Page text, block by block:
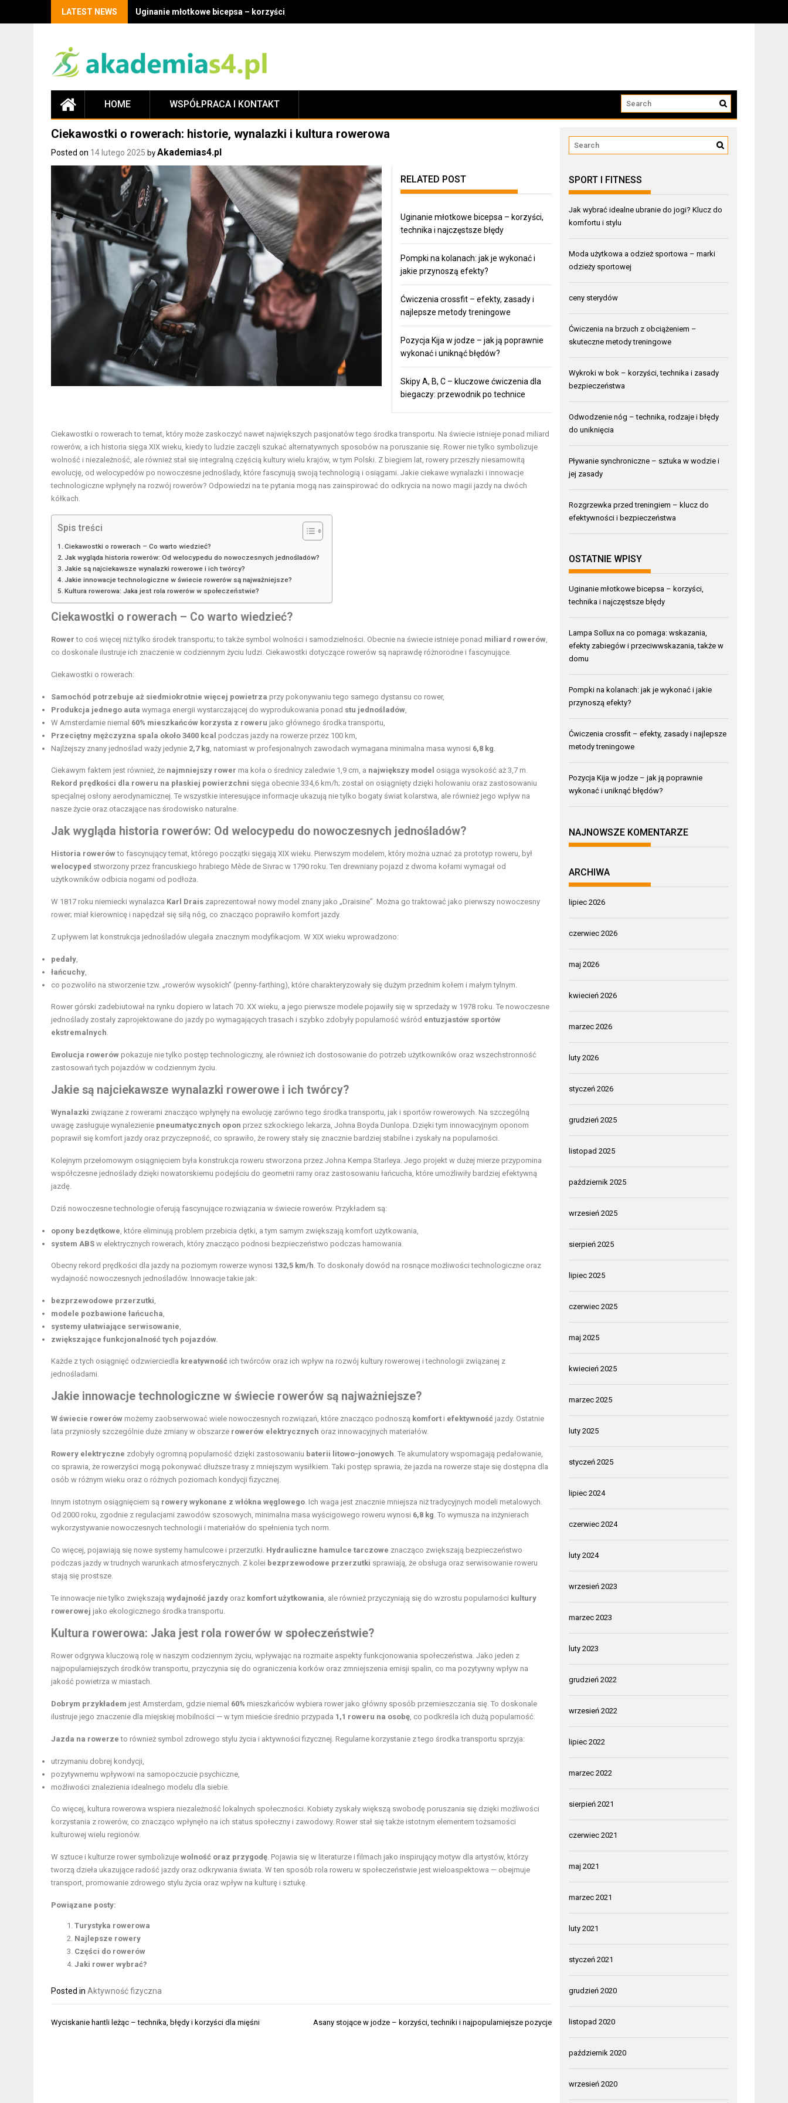
LATEST NEWS Uginanie młotkowe bicepsa – korzyści, technika i najczęstsze błędy
HOME WSPÓŁPRACA I KONTAKT
Ciekawostki o rowerach: historie, wynalazki i kultura rowerowa
Posted on 14 lutego 2025 by Akademias4.pl
RELATED POST
Uginanie młotkowe bicepsa – korzyści,
technika i najczęstsze błędy
Pompki na kolanach: jak je wykonać i
jakie przynoszą efekty?
Ćwiczenia crossfit – efekty, zasady i
najlepsze metody treningowe
Pozycja Kija w jodze – jak ją poprawnie
wykonać i uniknąć błędów?
Skipy A, B, C – kluczowe ćwiczenia dla
biegaczy: przewodnik po technice
Ciekawostki o rowerach to temat, który może zaskoczyć nawet największych pasjonatów tego środka transportu. Na świecie istnieje ponad miliard
rowerów, a ich historia sięga XIX wieku, kiedy to ludzie zaczęli szukać alternatywnych sposobów na poruszanie się. Rower nie tylko symbolizuje
wolność i niezależność, ale również stał się integralną częścią kultury wielu krajów, w tym Polski. Z biegiem lat, rowery przeszły niesamowitą
ewolucję, od welocypedów po nowoczesne jednoślady, które fascynują swoją technologią i osiągami. Jakie ciekawe wynalazki i innowacje
technologiczne wpłynęły na rozwój rowerów? Odpowiedzi na te pytania mogą nas zainspirować do odkrycia na nowo magii jazdy na dwóch
kółkach.
Spis treści
Ciekawostki o rowerach – Co warto wiedzieć?
Jak wygląda historia rowerów: Od welocypedu do nowoczesnych jednośladów?
Jakie są najciekawsze wynalazki rowerowe i ich twórcy?
Jakie innowacje technologiczne w świecie rowerów są najważniejsze?
Kultura rowerowa: Jaka jest rola rowerów w społeczeństwie?
Ciekawostki o rowerach – Co warto wiedzieć?
Rower to coś więcej niż tylko środek transportu; to także symbol wolności i samodzielności. Obecnie na świecie istnieje ponad miliard rowerów,
co doskonale ilustruje ich znaczenie w codziennym życiu ludzi. Ciekawostki dotyczące rowerów są naprawdę różnorodne i fascynujące.
Ciekawostki o rowerach:
Samochód potrzebuje aż siedmiokrotnie więcej powietrza przy pokonywaniu tego samego dystansu co rower,
Produkcja jednego auta wymaga energii wystarczającej do wyprodukowania ponad stu jednośladów,
W Amsterdamie niemal 60% mieszkańców korzysta z roweru jako głównego środka transportu,
Przeciętny mężczyzna spala około 3400 kcal podczas jazdy na rowerze przez 100 km,
Najlżejszy znany jednoślad waży jedynie 2,7 kg, natomiast w profesjonalnych zawodach wymagana minimalna masa wynosi 6,8 kg.
Ciekawym faktem jest również, że najmniejszy rower ma koła o średnicy zaledwie 1,9 cm, a największy model osiąga wysokość aż 3,7 m.
Rekord prędkości dla roweru na płaskiej powierzchni sięga obecnie 334,6 km/h; został on osiągnięty dzięki holowaniu oraz zastosowaniu
specjalnej osłony aerodynamicznej. Te wszystkie interesujące informacje ukazują nie tylko bogaty świat kolarstwa, ale również jego wpływ na
nasze życie oraz otaczające nas środowisko naturalne.
Jak wygląda historia rowerów: Od welocypedu do nowoczesnych jednośladów?
Historia rowerówto fascynujący temat, którego początki sięgają XIX wieku. Pierwszym modelem, który można uznać za prototyp roweru, był
welocyped stworzony przez francuskiego hrabiego Mède de Sivrac w 1790 roku. Ten drewniany pojazd z dwoma kołami wymagał od
użytkowników odbicia nogami od podłoża.
W 1817 roku niemiecki wynalazca Karl Drais zaprezentował nowy model znany jako „Draisine”. Można go traktować jako pierwszy nowoczesny
rower; miał kierownicę i napędzał się siłą nóg, co znacząco poprawiło komfort jazdy.
Z upływem lat konstrukcja jednośladów ulegała znacznym modyfikacjom. W XIX wieku wprowadzono:
pedały,
łańcuchy,
co pozwoliło na stworzenie tzw. „rowerów wysokich” (penny-farthing), które charakteryzowały się dużym przednim kołem i małym tylnym.
Rower górski zadebiutował na rynku dopiero w latach 70. XX wieku, a jego pierwsze modele pojawiły się w sprzedaży w 1978 roku. Te nowoczesne
jednoślady zostały zaprojektowane do jazdy po wymagających trasach i szybko zdobyły popularność wśród entuzjastów sportów
ekstremalnych.
Ewolucja rowerów pokazuje nie tylko postęp technologiczny, ale również ich dostosowanie do potrzeb użytkowników oraz wszechstronność
zastosowań tych pojazdów w codziennym życiu.
Jakie są najciekawsze wynalazki rowerowe i ich twórcy?
Wynalazki związane z rowerami znacząco wpłynęły na ewolucję zarówno tego środka transportu, jak i sportów rowerowych. Na szczególną
uwagę zasługuje wynalezienie pneumatycznych opon przez szkockiego lekarza, Johna Boyda Dunlopa. Dzięki tym innowacyjnym oponom
poprawił się komfort jazdy oraz przyczepność, co sprawiło, że rowery stały się znacznie bardziej stabilne i zyskały na popularności.
Kolejnym przełomowym osiągnięciem była konstrukcja roweru stworzona przez Johna Kempa Starleya. Jego projekt w dużej mierze przypomina
współczesne jednoślady dzięki nowatorskiemu podejściu do geometrii ramy oraz zastosowaniu łańcucha, które umożliwiły bardziej efektywną
jazdę.
Dziś nowoczesne technologie oferują fascynujące rozwiązania w świecie rowerów. Przykładem są:
opony bezdętkowe, które eliminują problem przebicia dętki, a tym samym zwiększają komfort użytkowania,
system ABS w elektrycznych rowerach, który znacząco podnosi bezpieczeństwo podczas hamowania.
Obecny rekord prędkości dla jazdy na poziomym rowerze wynosi 132,5 km/h. To doskonały dowód na rosnące możliwości technologiczne oraz
wydajność nowoczesnych jednośladów. Innowacje takie jak:
bezprzewodowe przerzutki,
modele pozbawione łańcucha,
systemy ułatwiające serwisowanie,
zwiększające funkcjonalność tych pojazdów.
Każde z tych osiągnięć odzwierciedla kreatywność ich twórców oraz ich wpływ na rozwój kultury rowerowej i technologii związanej z
jednośladami.
Jakie innowacje technologiczne w świecie rowerów są najważniejsze?
W świecie rowerów możemy zaobserwować wiele nowoczesnych rozwiązań, które znacząco podnoszą komfort i efektywność jazdy. Ostatnie
lata przyniosły szczególnie duże zmiany w obszarze rowerów elektrycznych oraz innowacyjnych materiałów.
Rowery elektryczne zdobyły ogromną popularność dzięki zastosowaniu baterii litowo-jonowych. Te akumulatory wspomagają pedałowanie,
co sprawia, że rowerzyści mogą pokonywać dłuższe trasy z mniejszym wysiłkiem. Taki postęp sprawia, że jazda na rowerze staje się dostępna dla
osób w różnym wieku oraz o różnych poziomach kondycji fizycznej.
Innym istotnym osiągnięciem są rowery wykonane z włókna węglowego. Ich waga jest znacznie mniejsza niż tradycyjnych modeli metalowych.
Od 2000 roku, zgodnie z regulacjami zawodów szosowych, minimalna masa wyścigowego roweru wynosi 6,8 kg. To wymusza na inżynierach
wykorzystywanie nowoczesnych technologii i materiałów do spełnienia tych norm.
Co więcej, pojawiają się nowe systemy hamulcowe i przerzutki. Hydrauliczne hamulce tarczowe znacząco zwiększają bezpieczeństwo
podczas jazdy w trudnych warunkach atmosferycznych. Z kolei bezprzewodowe przerzutki sprawiają, że obsługa oraz serwisowanie roweru
stają się prostsze.
Te innowacje nie tylko zwiększają wydajność jazdy oraz komfort użytkowania, ale również przyczyniają się do wzrostu popularności kultury
rowerowej jako ekologicznego środka transportu.
Kultura rowerowa: Jaka jest rola rowerów w społeczeństwie?
Rower odgrywa kluczową rolę w naszym codziennym życiu, wpływając na rozmaite aspekty funkcjonowania społeczeństwa. Jako jeden z
najpopularniejszych środków transportu, przyczynia się do ograniczenia korków oraz zmniejszenia emisji spalin, co ma pozytywny wpływ na
jakość powietrza w miastach.
Dobrym przykładem jest Amsterdam, gdzie niemal 60% mieszkańców wybiera rower jako główny sposób przemieszczania się. To doskonale
ilustruje jego znaczenie dla miejskiej mobilności — w tym mieście średnio przypada 1,1 roweru na osobę, co podkreśla ich dużą popularność.
Jazda na rowerze to również symbol zdrowego stylu życia i aktywności fizycznej. Regularne korzystanie z tego środka transportu sprzyja:
utrzymaniu dobrej kondycji,
pozytywnemu wpływowi na samopoczucie psychiczne,
możliwości znalezienia idealnego modelu dla siebie.
Co więcej, kultura rowerowa wspiera niezależność lokalnych społeczności. Kobiety zyskały większą swobodę poruszania się dzięki możliwości
korzystania z rowerów, co znacząco wpłynęło na ich status społeczny i zawodowy. Rower stał się także istotnym elementem tożsamości
kulturowej wielu regionów.
W sztuce i kulturze rower symbolizuje wolność oraz przygodę. Pojawia się w literaturze i filmach jako inspirujący motyw dla artystów, którzy
tworzą dzieła ukazujące radość jazdy oraz odkrywania świata. W ten sposób rola roweru w społeczeństwie jest wieloaspektowa — obejmuje
transport, promowanie zdrowego stylu życia oraz wpływ na kulturę i sztukę.
Powiązane posty:
Turystyka rowerowa
Najlepsze rowery
Części do rowerów
Jaki rower wybrać?
Posted in Aktywność fizyczna
Nawigacja
Wyciskanie hantli leżąc – technika, błędy i korzyści dla mięśni Asany stojące w jodze – korzyści, techniki i najpopularniejsze pozycje
SPORT I FITNESS
Jak wybrać idealne ubranie do jogi? Klucz do
komfortu i stylu
Moda użytkowa a odzież sportowa – marki
odzieży sportowej
ceny sterydów
Ćwiczenia na brzuch z obciążeniem –
skuteczne metody treningowe
Wykroki w bok – korzyści, technika i zasady
bezpieczeństwa
Odwodzenie nóg – technika, rodzaje i błędy
do uniknięcia
Pływanie synchroniczne – sztuka w wodzie i
jej zasady
Rozgrzewka przed treningiem – klucz do
efektywności i bezpieczeństwa
OSTATNIE WPISY
Uginanie młotkowe bicepsa – korzyści,
technika i najczęstsze błędy
Lampa Sollux na co pomaga: wskazania,
efekty zabiegów i przeciwwskazania, także w
domu
Pompki na kolanach: jak je wykonać i jakie
przynoszą efekty?
Ćwiczenia crossfit – efekty, zasady i najlepsze
metody treningowe
Pozycja Kija w jodze – jak ją poprawnie
wykonać i uniknąć błędów?
NAJNOWSZE KOMENTARZE
ARCHIWA
lipiec 2026
czerwiec 2026
maj 2026
kwiecień 2026
marzec 2026
luty 2026
styczeń 2026
grudzień 2025
listopad 2025
październik 2025
wrzesień 2025
sierpień 2025
lipiec 2025
czerwiec 2025
maj 2025
kwiecień 2025
marzec 2025
luty 2025
styczeń 2025
lipiec 2024
czerwiec 2024
luty 2024
wrzesień 2023
marzec 2023
luty 2023
grudzień 2022
wrzesień 2022
lipiec 2022
marzec 2022
sierpień 2021
czerwiec 2021
maj 2021
marzec 2021
luty 2021
styczeń 2021
grudzień 2020
listopad 2020
październik 2020
wrzesień 2020